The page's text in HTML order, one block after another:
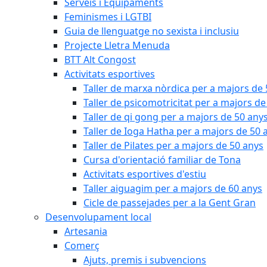
Feminismes i LGTBI
Guia de llenguatge no sexista i inclusiu
Projecte Lletra Menuda
BTT Alt Congost
Activitats esportives
Taller de marxa nòrdica per a majors de
Taller de psicomotricitat per a majors de
Taller de qi gong per a majors de 50 anys
Taller de Ioga Hatha per a majors de 50
Taller de Pilates per a majors de 50 anys
Cursa d'orientació familiar de Tona
Activitats esportives d'estiu
Taller aiguagim per a majors de 60 anys
Cicle de passejades per a la Gent Gran
Desenvolupament local
Artesania
Comerç
Ajuts, premis i subvencions